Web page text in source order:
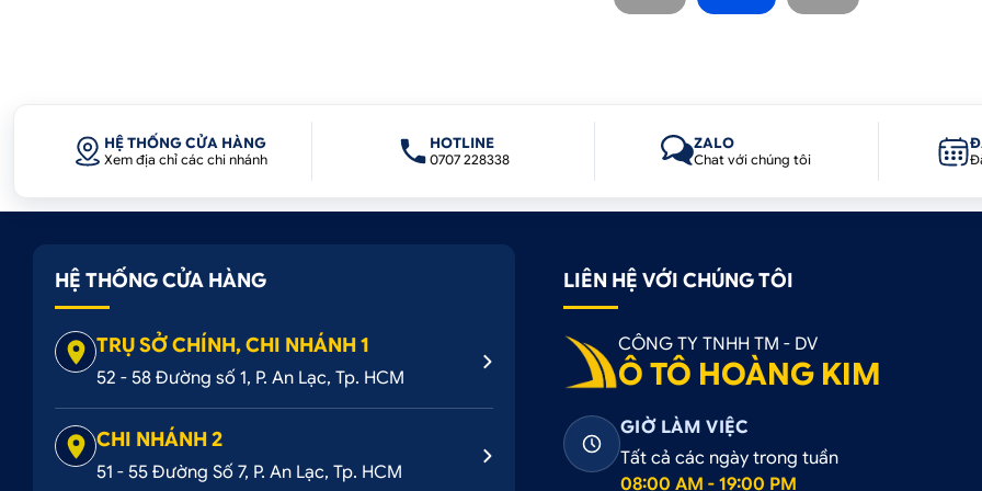
HỆ THỐNG CỬA HÀNG
Xem địa chỉ các chi nhánh
HOTLINE
0707 228338
ZALO
Chat với chúng tôi
HỆ THỐNG CỬA HÀNG
TRỤ SỞ CHÍNH, CHI NHÁNH 1
52 - 58 Đường số 1, P. An Lạc, Tp. HCM
CHI NHÁNH 2
51 - 55 Đường Số 7, P. An Lạc, Tp. HCM
LIÊN HỆ VỚI CHÚNG TÔI
CÔNG TY TNHH TM - DV
Ô TÔ HOÀNG KIM
GIỜ LÀM VIỆC
Tất cả các ngày trong tuần
08:00 AM - 19:00 PM